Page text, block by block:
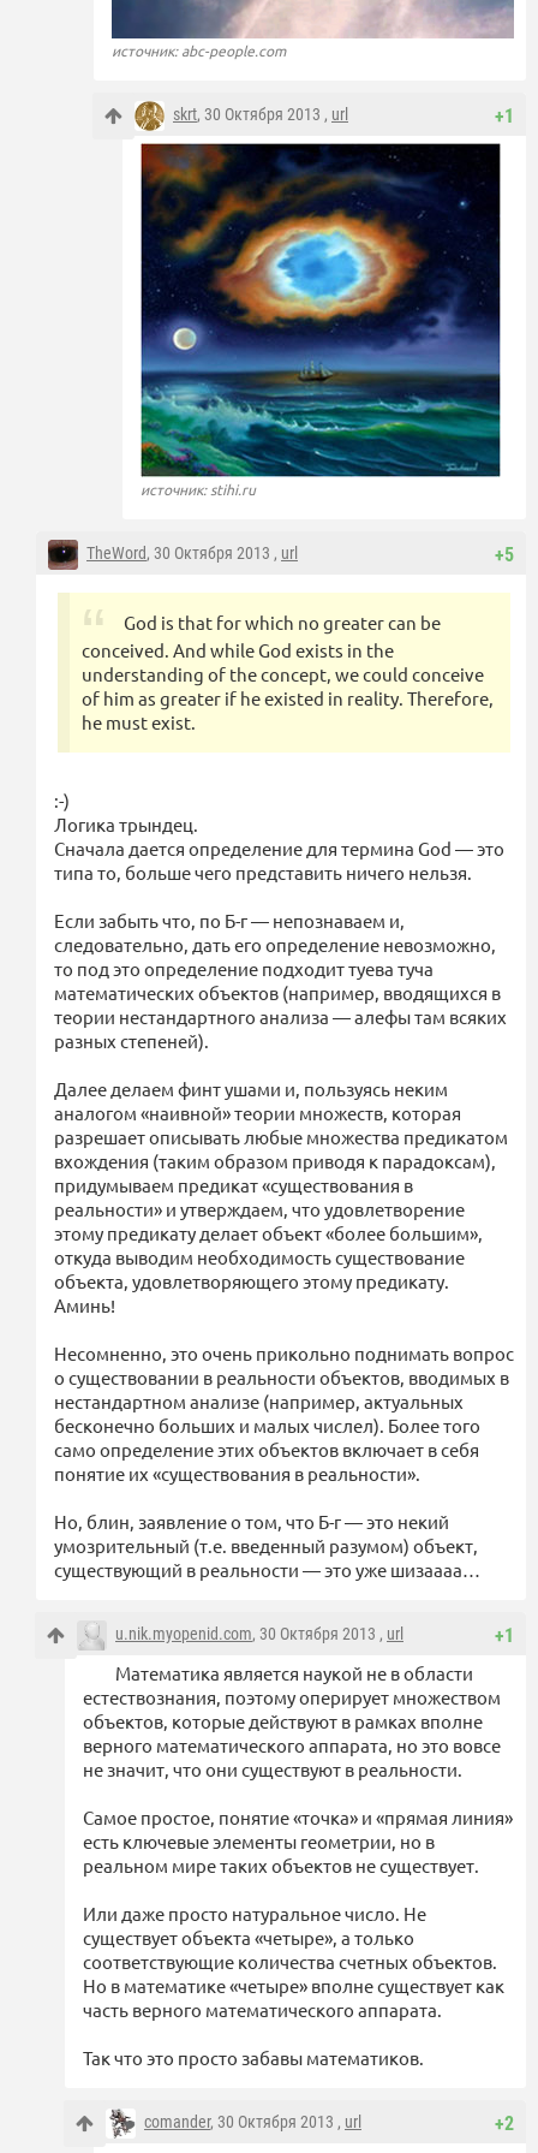
источник: abc-people.com
+1
skrt, 30 Октября 2013 , url
источник: stihi.ru
+5
TheWord, 30 Октября 2013 , url
God is that for which no greater can be
conceived. And while God exists in the
understanding of the concept, we could conceive
of him as greater if he existed in reality. Therefore,
he must exist.
:-)
Логика трындец.
Сначала дается определение для термина God — это
типа то, больше чего представить ничего нельзя.
Если забыть что, по Б-г — непознаваем и,
следовательно, дать его определение невозможно,
то под это определение подходит туева туча
математических объектов (например, вводящихся в
теории нестандартного анализа — алефы там всяких
разных степеней).
Далее делаем финт ушами и, пользуясь неким
аналогом «наивной» теории множеств, которая
разрешает описывать любые множества предикатом
вхождения (таким образом приводя к парадоксам),
придумываем предикат «существования в
реальности» и утверждаем, что удовлетворение
этому предикату делает объект «более большим»,
откуда выводим необходимость существование
объекта, удовлетворяющего этому предикату.
Аминь!
Несомненно, это очень прикольно поднимать вопрос
о существовании в реальности объектов, вводимых в
нестандартном анализе (например, актуальных
бесконечно больших и малых числел). Более того
само определение этих объектов включает в себя
понятие их «существования в реальности».
Но, блин, заявление о том, что Б-г — это некий
умозрительный (т.е. введенный разумом) объект,
существующий в реальности — это уже шизаааа…
+1
u.nik.myopenid.com, 30 Октября 2013 , url
Математика является наукой не в области
естествознания, поэтому оперирует множеством
объектов, которые действуют в рамках вполне
верного математического аппарата, но это вовсе
не значит, что они существуют в реальности.
Самое простое, понятие «точка» и «прямая линия»
есть ключевые элементы геометрии, но в
реальном мире таких объектов не существует.
Или даже просто натуральное число. Не
существует объекта «четыре», а только
соответствующие количества счетных объектов.
Но в математике «четыре» вполне существует как
часть верного математического аппарата.
Так что это просто забавы математиков.
+2
comander, 30 Октября 2013 , url